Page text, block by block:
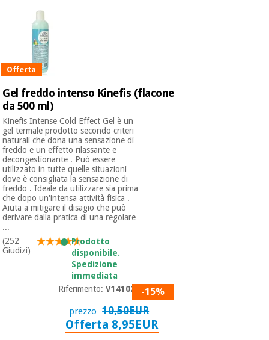
Veterinario
Ortopedia
Strumenti
chirurgici
(liquidazione)
Offerta
Gel freddo intenso Kinefis (flacone
da 500 ml)
Kinefis Intense Cold Effect Gel è un
gel termale prodotto secondo criteri
naturali che dona una sensazione di
freddo e un effetto rilassante e
decongestionante . Può essere
utilizzato in tutte quelle situazioni
dove è consigliata la sensazione di
freddo . Ideale da utilizzare sia prima
che dopo un'intensa attività fisica .
Aiuta a mitigare il disagio che può
derivare dalla pratica di una regolare
...
(252
Giudizi)
Prodotto
disponibile.
Spedizione
immediata
Riferimento:V1410256-15%
prezzo 10,50EUR
Offerta 8,95EUR